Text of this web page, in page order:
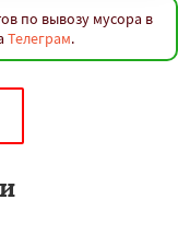
по вывозу мусора в
Телеграм.